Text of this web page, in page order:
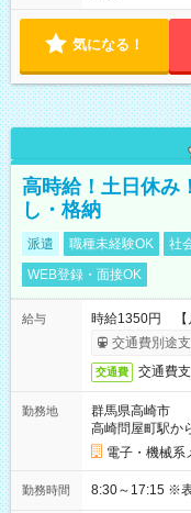
気になる！
高時給！土日休み
し・格納
派遣 職種未経験OK 社
WEB登録・面接OK
給与
時給1350円 【
交通費別途
交通費 交通費
勤務地
群馬県高崎市
高崎問屋町駅か
電子・機械系
勤務時間 8:30